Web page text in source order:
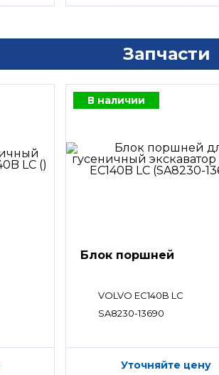
Запчасти
В наличии
Блок поршней
VOLVO EC140B LC
SA8230-13690
Уточняйте цену